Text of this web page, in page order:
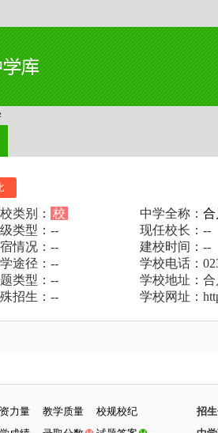
类别： 校 中学全称： 合
类型：--
现任校长：--
情况：--
建校时间：--
途径：--
学校电话：
类型：--
学校地址：
招生：--
学校网址：
力量 教学质量 校规校纪 招生